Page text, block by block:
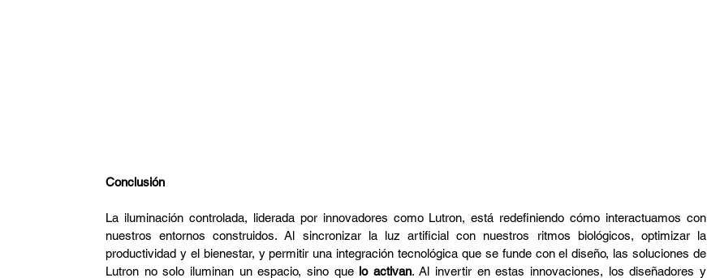
Conclusión
La iluminación controlada, liderada por innovadores como Lutron, está redefiniendo cómo interactuamos con
nuestros entornos construidos. Al sincronizar la luz artificial con nuestros ritmos biológicos, optimizar la
productividad y el bienestar, y permitir una integración tecnológica que se funde con el diseño, las soluciones de
Lutron no solo iluminan un espacio, sino que lo activan. Al invertir en estas innovaciones, los diseñadores y